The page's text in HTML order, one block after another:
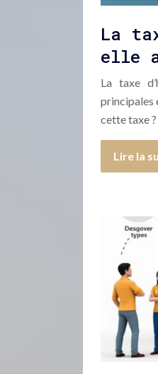
La
elle
La taxe
principales
cette taxe
Lire la